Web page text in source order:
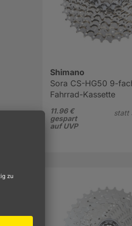
Shimano
Sora CS-HG50 9-
Fahrrad-Kassette
11.96 €
gespart
auf UVP
statt